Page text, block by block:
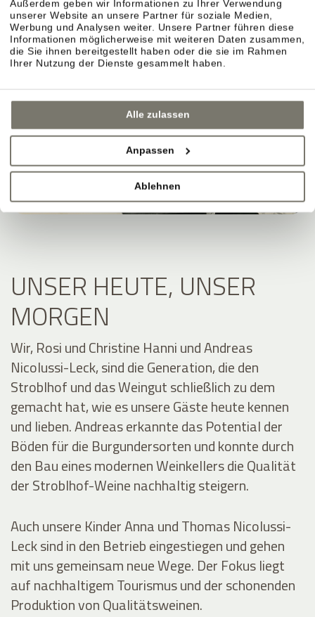
Außerdem geben wir Informationen zu Ihrer Verwendung
unserer Website an unsere Partner für soziale Medien,
Werbung und Analysen weiter. Unsere Partner führen diese
Informationen möglicherweise mit weiteren Daten zusammen,
die Sie ihnen bereitgestellt haben oder die sie im Rahmen
Ihrer Nutzung der Dienste gesammelt haben.
Alle zulassen
Anpassen
Ablehnen
UNSER HEUTE, UNSER
MORGEN
Wir, Rosi und Christine Hanni und Andreas
Nicolussi-Leck, sind die Generation, die den
Stroblhof und das Weingut schließlich zu dem
gemacht hat, wie es unsere Gäste heute kennen
und lieben. Andreas erkannte das Potential der
Böden für die Burgundersorten und konnte durch
den Bau eines modernen Weinkellers die Qualität
der Stroblhof-Weine nachhaltig steigern.
Auch unsere Kinder Anna und Thomas Nicolussi-
Leck sind in den Betrieb eingestiegen und gehen
mit uns gemeinsam neue Wege. Der Fokus liegt
auf nachhaltigem Tourismus und der schonenden
Produktion von Qualitätsweinen.